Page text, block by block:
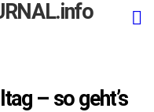
– so geht’s